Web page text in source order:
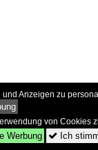
Anzeigen zu
von Cookies
Werbung  Ich